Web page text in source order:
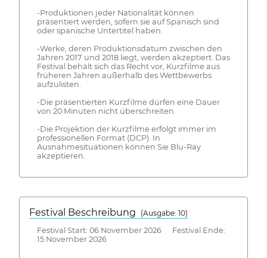
-Produktionen jeder Nationalität können
präsentiert werden, sofern sie auf Spanisch sind
oder spanische Untertitel haben.
-Werke, deren Produktionsdatum zwischen den
Jahren 2017 und 2018 liegt, werden akzeptiert. Das
Festival behält sich das Recht vor, Kurzfilme aus
früheren Jahren außerhalb des Wettbewerbs
aufzulisten.
-Die präsentierten Kurzfilme dürfen eine Dauer
von 20 Minuten nicht überschreiten.
-Die Projektion der Kurzfilme erfolgt immer im
professionellen Format (DCP). In
Ausnahmesituationen können Sie Blu-Ray
akzeptieren.
Festival Beschreibung
(Ausgabe: 10)
Festival Start: 06 November 2026 Festival Ende:
15 November 2026